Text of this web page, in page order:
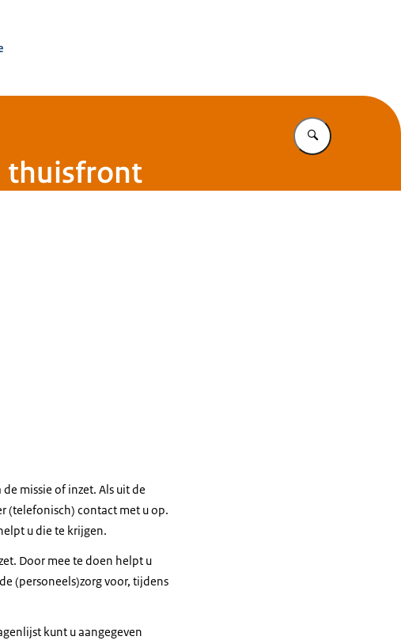
Vul in wat u
thuisfront
missie of inzet. Als uit de
(telefonisch) contact met u op.
u die te krijgen.
Door mee te doen helpt u
(personeels)zorg voor, tijdens
kunt u aangegeven